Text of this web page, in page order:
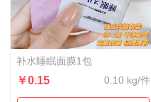
补水睡眠面膜1包
￥0.15 0.10 kg/件